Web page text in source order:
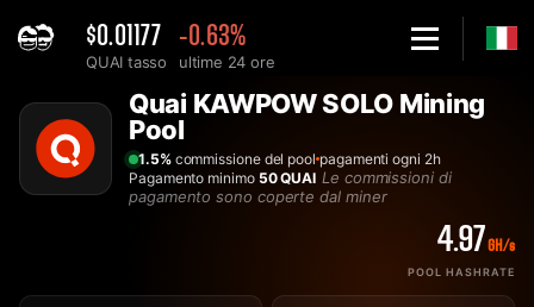
$0.01177
QUAI tasso
-0.63%
ultime 24 ore
Solo Quai KAWPOW QUAIKAWPOW Mining Pool di criptovaluta
Quai KAWPOW SOLO Mining
Pool
1.5%commissione del pool pagamenti ogni 2h
Pagamento minimo 50 QUAI Le commissioni di
pagamento sono coperte dal miner
4.97 GH/s
POOL HASHRATE